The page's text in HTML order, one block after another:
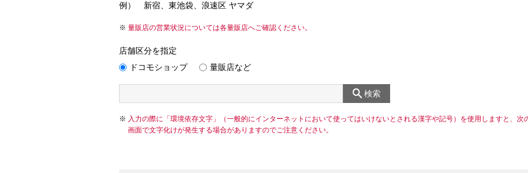
例） 新宿、東池袋、浪速区 ヤマダ
量販店の営業状況については各量販店へご確認ください。
店舗区分を指定
ドコモショップ
量販店など
検索
入力の際に「環境依存文字」（一般的にインターネットにおいて使ってはいけないとされる漢字や記号）を使用しますと、次
画面で文字化けが発生する場合がありますのでご注意ください。